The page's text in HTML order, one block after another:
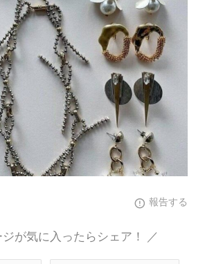
報告する
が気に入ったらシェア！ ／